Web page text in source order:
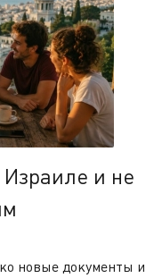
Израиле и не
новые документы и